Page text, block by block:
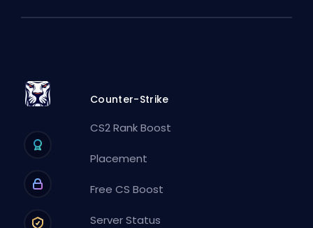
Counter-Strike
CS2 Rank Boost
Placement
Free CS Boost
Server Status